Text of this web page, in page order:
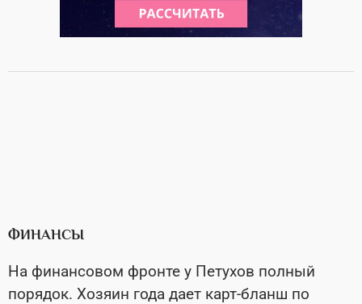
ФИНАНСЫ
На финансовом фронте у Петухов полный
порядок. Хозяин года дает карт-бланш по